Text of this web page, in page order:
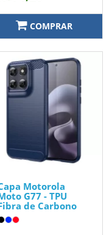
COMPRAR
Motorola
G77 - TPU
de Carbono